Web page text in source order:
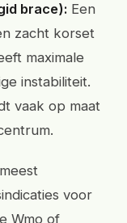
brace): Een
zacht korset
maximale
instabiliteit.
vaak op maat
voor
Wmo of